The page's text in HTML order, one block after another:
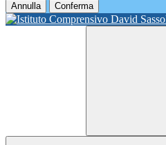
Annulla Conferma